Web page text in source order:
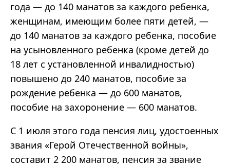
года — до 140 манатов за каждого ребенка,
женщинам, имеющим более пяти детей, —
до 140 манатов за каждого ребенка, пособие
на усыновленного ребенка (кроме детей до
18 лет с установленной инвалидностью)
повышено до 240 манатов, пособие за
рождение ребенка — до 600 манатов,
пособие на захоронение — 600 манатов.
С 1 июля этого года пенсия лиц, удостоенных
звания «Герой Отечественной войны»,
составит 2 200 манатов, пенсия за звание